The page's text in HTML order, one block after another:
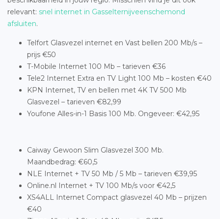
relevant: snel internet in Gasselternijveenschemond
afsluiten.
Telfort Glasvezel internet en Vast bellen 200 Mb/s –
prijs €50
T-Mobile Internet 100 Mb – tarieven €36
Tele2 Internet Extra en TV Light 100 Mb – kosten €40
KPN Internet, TV en bellen met 4K TV 500 Mb
Glasvezel – tarieven €82,99
Youfone Alles-in-1 Basis 100 Mb. Ongeveer: €42,95
Caiway Gewoon Slim Glasvezel 300 Mb.
Maandbedrag: €60,5
NLE Internet + TV 50 Mb / 5 Mb – tarieven €39,95
Online.nl Internet + TV 100 Mb/s voor €42,5
XS4ALL Internet Compact glasvezel 40 Mb – prijzen
€40